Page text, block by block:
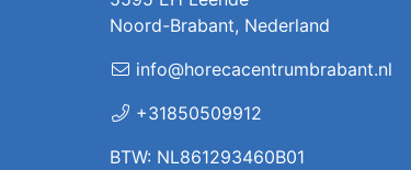
Noord-Brabant, Nederland
info@horecacentrumbrabant.nl
+31850509912
BTW: NL861293460B01